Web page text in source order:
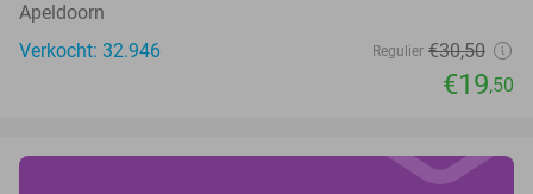
Apeldoorn
Verkocht: 32.946
Regulier €30,50
€19,50